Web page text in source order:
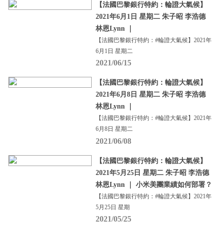
【法國巴黎銀行特約：輪證大氣候】
2021年6月1日 星期二 朱子昭 李浩德
林恩Lynn ｜
【法國巴黎銀行特約：#輪證大氣候】2021年
6月1日 星期二
2021/06/15
【法國巴黎銀行特約：輪證大氣候】
2021年6月8日 星期二 朱子昭 李浩德
林恩Lynn ｜
【法國巴黎銀行特約：#輪證大氣候】2021年
6月8日 星期二
2021/06/08
【法國巴黎銀行特約：輪證大氣候】
2021年5月25日 星期二 朱子昭 李浩德
林恩Lynn ｜ 小米美團業績如何部署？
【法國巴黎銀行特約：#輪證大氣候】2021年
5月25日 星期
2021/05/25